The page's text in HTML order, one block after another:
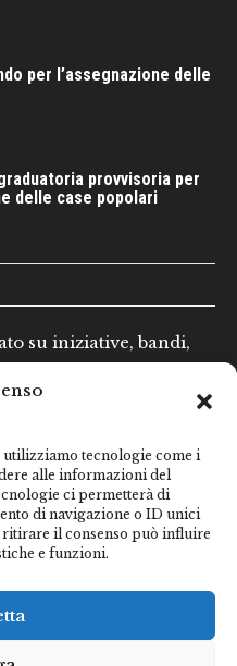
tecnologie come i
alle informazioni del
ci permetterà di
di navigazione o ID unici
ritirare il consenso può influire
e funzioni.
per l’assegnazione delle
provvisoria per
delle case popolari
su iniziative, bandi,